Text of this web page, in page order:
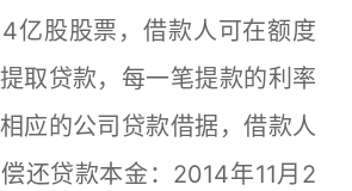
亿股股票，借款人可在额度
取贷款，每一笔提款的利率
应的公司贷款借据，借款人
还贷款本金：2014年11月2